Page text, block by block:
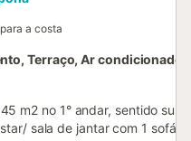
a costa
Terraço, Ar condicionado,
m2 no 1° andar, sentido sul.
sala de jantar com 1 sofá-